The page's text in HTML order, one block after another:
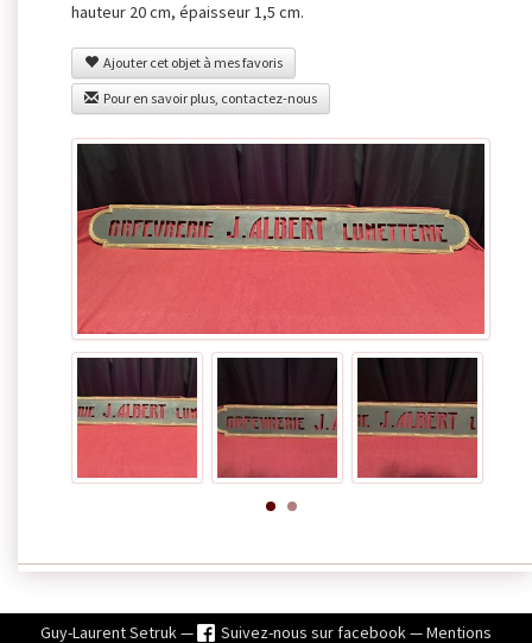
hauteur 20 cm, épaisseur 1,5 cm.
Ajouter cet objet à mes favoris
Pour en savoir plus, contactez-nous
Guy-Laurent Setruk — Suivez-nous sur facebook—Mentions